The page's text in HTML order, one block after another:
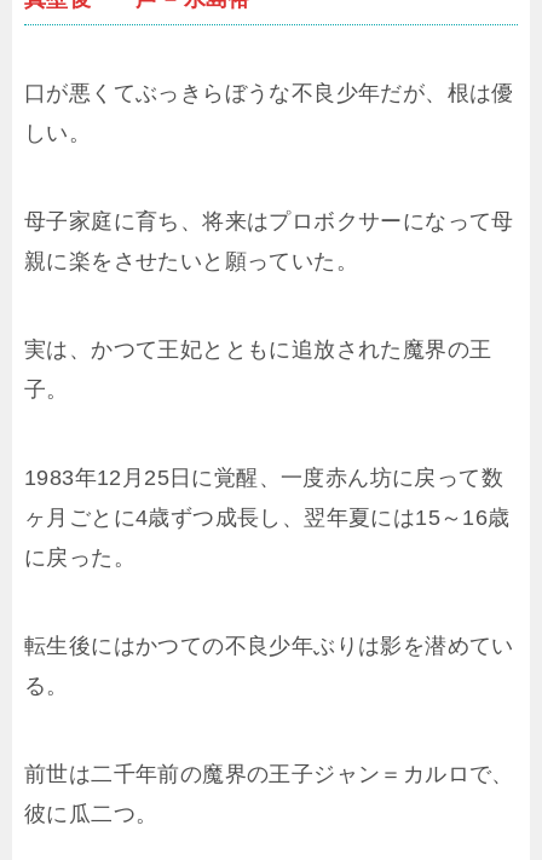
口が悪くてぶっきらぼうな不良少年だが、根は優
しい。
母子家庭に育ち、将来はプロボクサーになって母
親に楽をさせたいと願っていた。
実は、かつて王妃とともに追放された魔界の王
子。
1983年12月25日に覚醒、一度赤ん坊に戻って数
ヶ月ごとに4歳ずつ成長し、翌年夏には15～16歳
に戻った。
転生後にはかつての不良少年ぶりは影を潜めてい
る。
前世は二千年前の魔界の王子ジャン＝カルロで、
彼に瓜二つ。